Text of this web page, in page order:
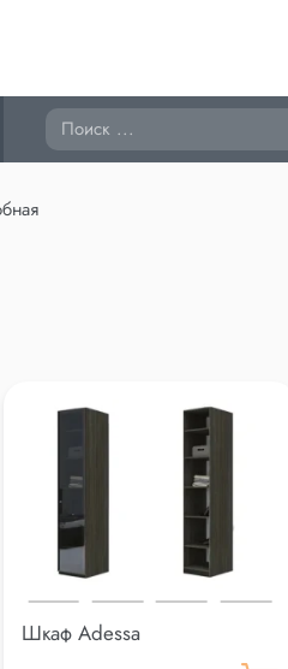
Поиск
Шкаф Adessa